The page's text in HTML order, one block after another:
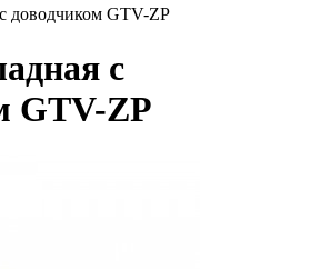
доводчиком GTV-ZP
с
GTV-ZP